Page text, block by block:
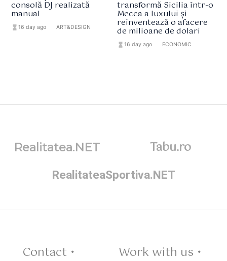
consolă DJ realizată
manual
hourglass_full16 day ago format_list_bulletedART&DESIGN
transformă Sicilia într-o
Mecca a luxului și
reinventează o afacere
de milioane de dolari
hourglass_full 16 day ago ECONOMIC
Realitatea.NET Tabu.ro
RealitateaSportiva.NET
Contact • Work with us •